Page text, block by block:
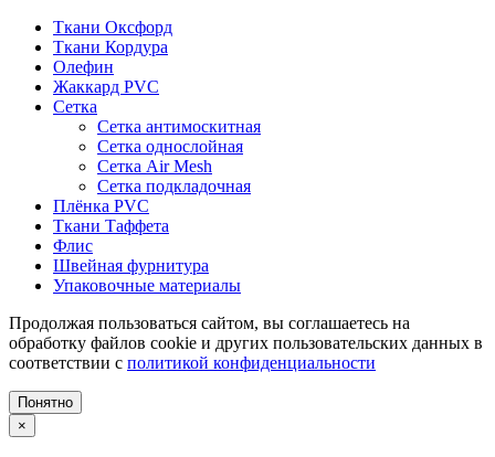
Ткани Оксфорд
Ткани Кордура
Олефин
Жаккард PVC
Сетка
Сетка антимоскитная
Сетка однослойная
Сетка Air Mesh
Сетка подкладочная
Плёнка PVC
Ткани Таффета
Флис
Швейная фурнитура
Упаковочные материалы
Продолжая пользоваться сайтом, вы соглашаетесь на
обработку файлов cookie и других пользовательских данных в
соответствии с политикой конфиденциальности
Понятно
×